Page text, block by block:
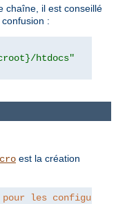
chaîne, il est conseillé
:
htdocs"
est la création
pour les